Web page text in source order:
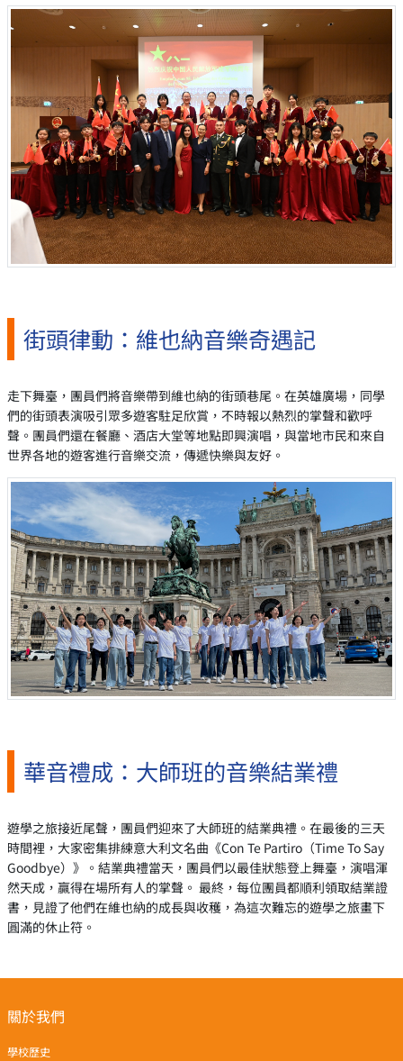
街頭律動：維也納音樂奇遇記
走下舞臺，團員們將音樂帶到維也納的街頭巷尾。在英雄廣場，同學
們的街頭表演吸引眾多遊客駐足欣賞，不時報以熱烈的掌聲和歡呼
聲。團員們還在餐廳、酒店大堂等地點即興演唱，與當地市民和來自
世界各地的遊客進行音樂交流，傳遞快樂與友好。
華音禮成：大師班的音樂結業禮
遊學之旅接近尾聲，團員們迎來了大師班的結業典禮。在最後的三天
時間裡，大家密集排練意大利文名曲《Con Te Partiro（Time To Say
Goodbye）》。結業典禮當天，團員們以最佳狀態登上舞臺，演唱渾
然天成，贏得在場所有人的掌聲。 最終，每位團員都順利領取結業證
書，見證了他們在維也納的成長與收穫，為這次難忘的遊學之旅畫下
圓滿的休止符。
關於我們
學校歷史